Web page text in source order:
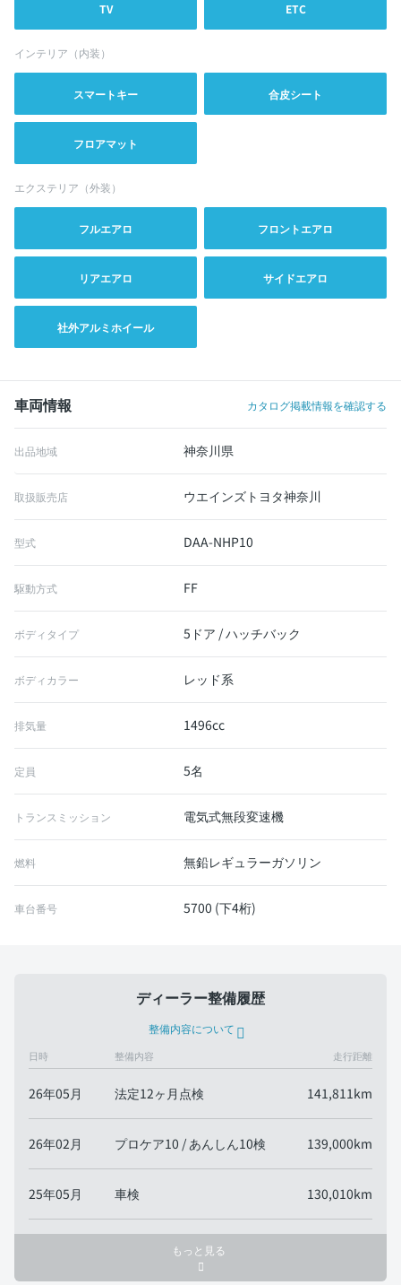
TV ETC
インテリア（内装）
スマートキー 合皮シート
フロアマット
エクステリア（外装）
フルエアロ フロントエアロ
リアエアロ サイドエアロ
社外アルミホイール
車両情報 カタログ掲載情報を確認する
出品地域 神奈川県
取扱販売店 ウエインズトヨタ神奈川
型式 DAA-NHP10
駆動方式 FF
ボディタイプ 5ドア / ハッチバック
ボディカラー レッド系
排気量 1496cc
定員 5名
トランスミッション 電気式無段変速機
燃料 無鉛レギュラーガソリン
車台番号 5700 (下4桁)
ディーラー整備履歴
整備内容について
日時 整備内容 走行距離
26年05月 法定12ヶ月点検 141,811km
26年02月 プロケア10 / あんしん10検 139,000km
25年05月 車検 130,010km
もっと見る